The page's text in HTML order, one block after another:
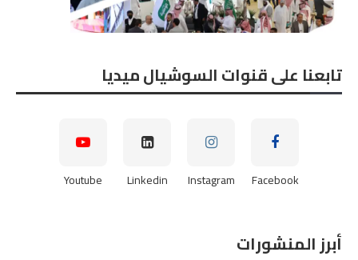
تابعنا على قنوات السوشيال ميديا
Facebook
Instagram
Linkedin
Youtube
أبرز المنشورات